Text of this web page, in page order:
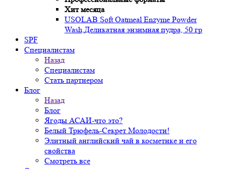
Хит месяца
USOLAB Soft Oatmeal Enzyme Powder
Wash,Деликатная энзимная пудра, 50 гр
SPF
Специалистам
Назад
Специалистам
Стать партнером
Блог
Назад
Блог
Ягоды АСАИ-что это?
Белый Трюфель-Секрет Молодости!
Элитный английский чай в косметике и его
свойства
Смотреть все